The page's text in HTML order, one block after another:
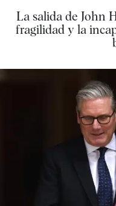
La salida de John
fragilidad y la